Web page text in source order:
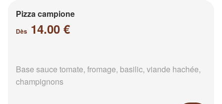
Pizza campione
Dès 14.00 €
Base sauce tomate, fromage, basilic, viande hachée,
champignons